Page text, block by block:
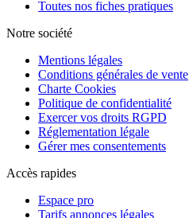
Toutes nos fiches pratiques
Notre société
Mentions légales
Conditions générales de vente
Charte Cookies
Politique de confidentialité
Exercer vos droits RGPD
Réglementation légale
Gérer mes consentements
Accès rapides
Espace pro
Tarifs annonces légales